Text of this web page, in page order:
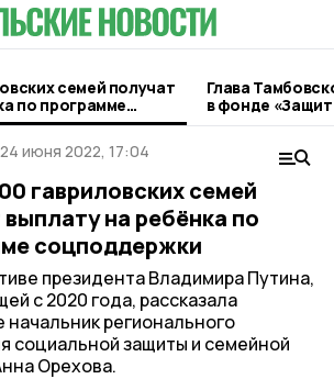
семей получат
по программе
Глава
в фонде
24 июня 2022, 17:04
гавриловских семей
на ребёнка по
соцподдержки
президента Владимира Путина,
с 2020 года, рассказала
регионального
социальной защиты и семейной
Орехова.